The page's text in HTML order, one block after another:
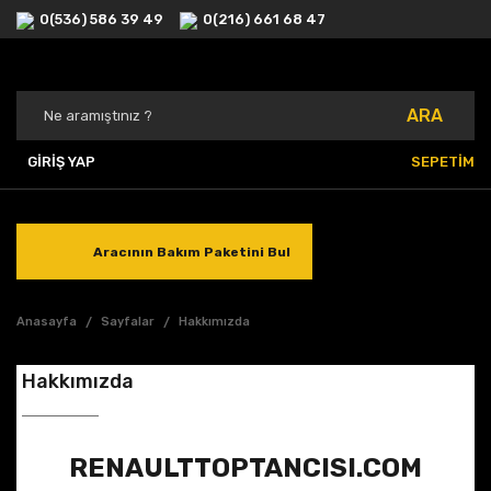
0(536) 586 39 49 0(216) 661 68 47
ARA
GİRİŞ YAP SEPETİM
Aracının Bakım Paketini Bul
Anasayfa Sayfalar Hakkımızda
Hakkımızda
RENAULTTOPTANCISI.COM